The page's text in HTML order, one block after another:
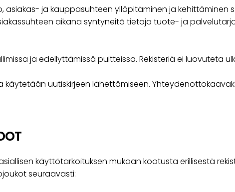
asiakas- ja kauppasuhteen ylläpitäminen ja kehittäminen
aikana syntyneitä tietoja tuote- ja
ja edellyttämissä puitteissa. Rekisteriä ei luovuteta
käytetään uutiskirjeen lähettämiseen.
käyttötarkoituksen mukaan kootusta erillisestä
seuraavasti: